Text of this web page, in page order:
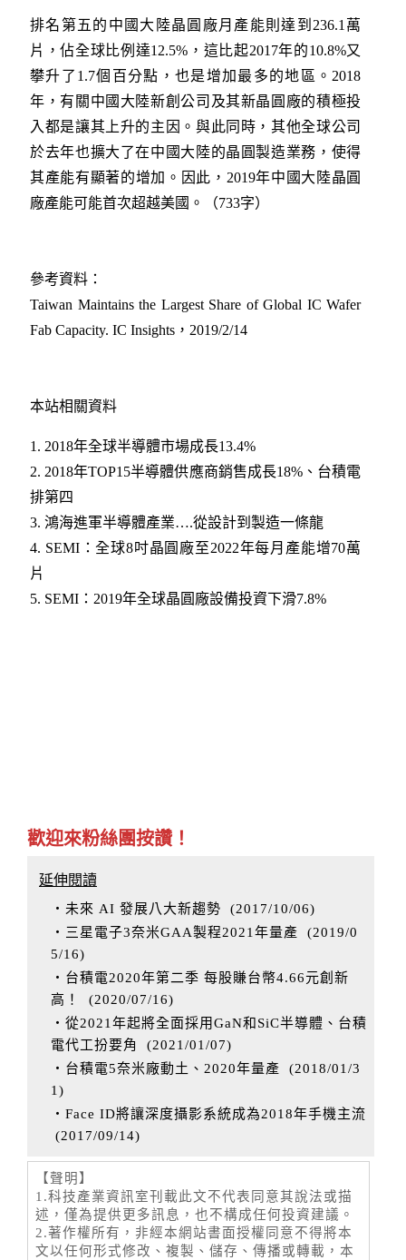
排名第五的中國大陸晶圓廠月產能則達到236.1萬
片，佔全球比例達12.5%，這比起2017年的10.8%又
攀升了1.7個百分點，也是增加最多的地區。2018
年，有關中國大陸新創公司及其新晶圓廠的積極投
入都是讓其上升的主因。與此同時，其他全球公司
於去年也擴大了在中國大陸的晶圓製造業務，使得
其產能有顯著的增加。因此，2019年中國大陸晶圓
廠產能可能首次超越美國。（733字）
參考資料：
Taiwan Maintains the Largest Share of Global IC Wafer
Fab Capacity. IC Insights，2019/2/14
本站相關資料
1. 2018年全球半導體市場成長13.4%
2. 2018年TOP15半導體供應商銷售成長18%、台積電
排第四
3. 鴻海進軍半導體產業….從設計到製造一條龍
4. SEMI：全球8吋晶圓廠至2022年每月產能增70萬
片
5. SEMI：2019年全球晶圓廠設備投資下滑7.8%
歡迎來粉絲團按讚！
延伸閱讀
‧未來 AI 發展八大新趨勢 (2017/10/06)
‧三星電子3奈米GAA製程2021年量產 (2019/0
5/16)
‧台積電2020年第二季 每股賺台幣4.66元創新
高！
(2020/07/16)
‧從2021年起將全面採用GaN和SiC半導體、台積
電代工扮要角
(2021/01/07)
‧台積電5奈米廠動土、2020年量產 (2018/01/3
1 )
‧Face ID將讓深度攝影系統成為2018年手機主流
(2017/09/14)
【聲明】
1.科技產業資訊室刊載此文不代表同意其說法或描
述，僅為提供更多訊息，也不構成任何投資建議。
2.著作權所有，非經本網站書面授權同意不得將本
文以任何形式修改、複製、儲存、傳播或轉載，本